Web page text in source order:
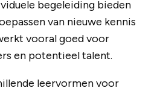
begeleiding bieden
van nieuwe kennis
vooral goed voor
en potentieel talent.
leervormen voor